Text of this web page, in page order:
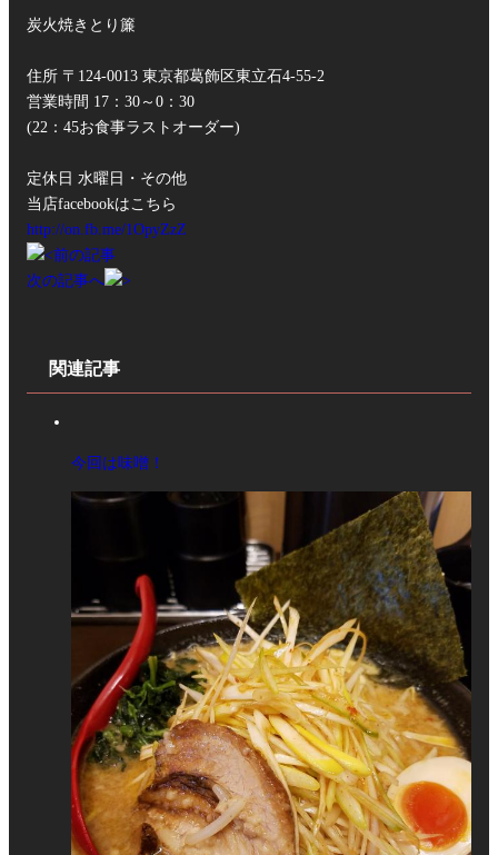
炭火焼きとり簾
住所 〒124-0013 東京都葛飾区東立石4-55-2
営業時間 17：30～0：30
(22：45お食事ラストオーダー)
定休日 水曜日・その他
当店facebookはこちら
http://on.fb.me/1OpyZzZ
前の記事
次の記事へ
関連記事
今回は味噌！